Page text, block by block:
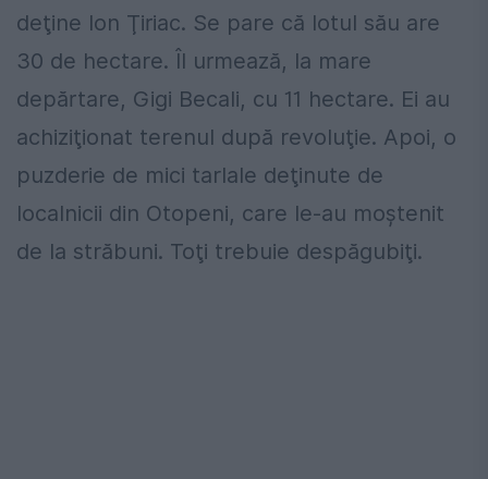
deţine Ion Ţiriac. Se pare că lotul său are
30 de hectare. Îl urmează, la mare
depărtare, Gigi Becali, cu 11 hectare. Ei au
achiziţionat terenul după revoluţie. Apoi, o
puzderie de mici tarlale deţinute de
localnicii din Otopeni, care le-au moştenit
de la străbuni. Toţi trebuie despăgubiţi.